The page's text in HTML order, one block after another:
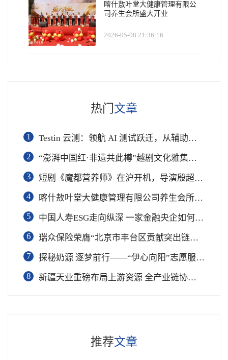
喀什敖叶堂大健康管理有限公
司养生会所盛大开业
2026-05-08 21:36:16
热门 文章
1
Testin 云测：领航 AI 测试跃迁，从辅助工具到软件工程基础设施
2
“澎湃中国红·非遗共此樽”越剧文化雅集在杭举行
3
短剧《魔都营养师》在沪开机，导演殷超携手礼仪专家周思敏聚焦国民健康
4
喀什敖叶堂大健康管理有限公司养生会所盛大开业
5
中国人寿ESG走向纵深 一家金融央企如何连接国家战略与民生需求
6
瑞众保险荣膺“北京市丰台区贡献突出链长单位”奖项
7
​探秘奶源 逐梦前行——“伊心向阳”志愿服务队开展幼儿园科普公益志愿活动
8
新疆天业重磅布局上游资源 全产业链协同再塑成长新动能
推荐文章